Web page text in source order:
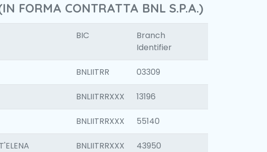
FORMA CONTRATTA BNL S.P.A.)
BIC
Branch
Identifier
BNLIITRR 03309
BNLIITRRXXX 13196
BNLIITRRXXX 55140
BNLIITRRXXX 43950